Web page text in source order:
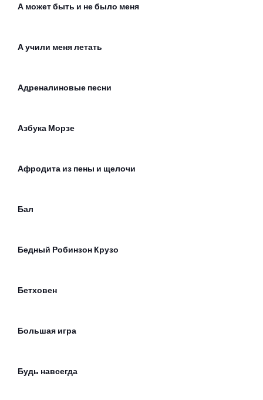
А может быть и не было меня
А учили меня летать
Адреналиновые песни
Азбука Морзе
Афродита из пены и щелочи
Бал
Бедный Робинзон Крузо
Бетховен
Большая игра
Будь навсегда